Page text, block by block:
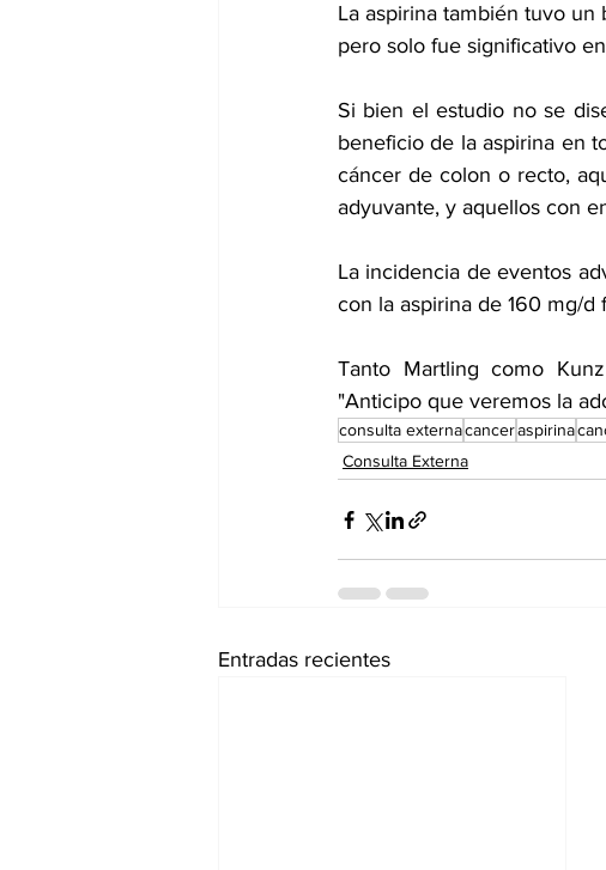
La aspirina también tuvo
pero solo fue significativo
Si bien el estudio no se
beneficio de la aspirina en
cáncer de colon o recto,
adyuvante, y aquellos con
La incidencia de eventos
con la aspirina de 160 mg/d
Tanto Martling como
"Anticipo que veremos la
consulta externacanceraspirina
Consulta Externa
Entradas recientes